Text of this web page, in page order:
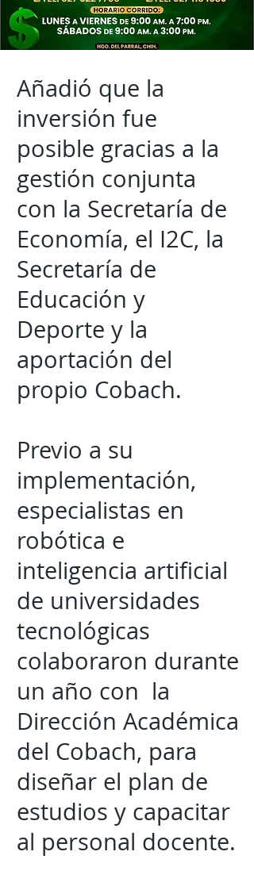
Añadió que la
inversión fue
posible gracias a la
gestión conjunta
con la Secretaría de
Economía, el I2C, la
Secretaría de
Educación y
Deporte y la
aportación del
propio Cobach.
Previo a su
implementación,
especialistas en
robótica e
inteligencia artificial
de universidades
tecnológicas
colaboraron durante
un año con la
Dirección Académica
del Cobach, para
diseñar el plan de
estudios y capacitar
al personal docente.